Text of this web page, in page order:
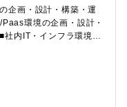
・システム依頼対応・
応【部門の特徴・特
スク窓口でありITサー
門とのコミュニケーシ
Excel/Word) ・
企画・設計・構築・運
環境の企画・設計・
社内IT・インフラ環境の
用・保守■社内へのＩＴ
ンツの企画立案【使用
Server、SQL
し■原則出社■フルフレ